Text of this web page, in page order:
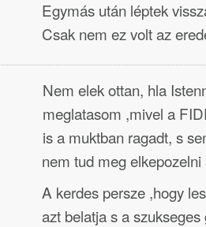
Egymás után léptek
Csak nem ez volt az
Nem elek ottan, hla
meglatasom ,mivel a
is a muktban ragadt, s
nem tud meg
A kerdes persze ,hogy
azt belatja s a